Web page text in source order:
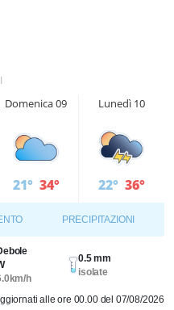
Domenica 09
21° 34°
Lunedì 10
22° 36°
PRECIPITAZIONI
h
0.5 mm
isolate
alle ore 00.00 del 07/08/2026